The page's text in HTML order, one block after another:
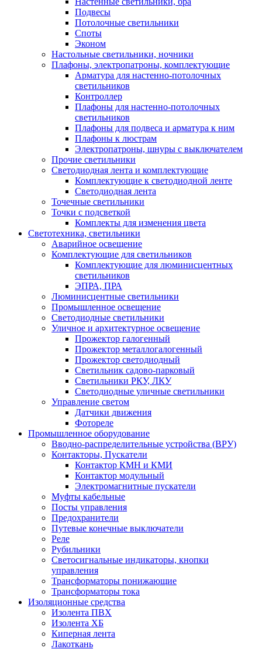
Подвесы
Потолочные светильники
Споты
Эконом
Настольные светильники, ночники
Плафоны, электропатроны, комплектующие
Арматура для настенно-потолочных
светильников
Контроллер
Плафоны для настенно-потолочных
светильников
Плафоны для подвеса и арматура к ним
Плафоны к люстрам
Электропатроны, шнуры с выключателем
Прочие светильники
Светодиодная лента и комплектующие
Комплектующие к светодиодной ленте
Светодиодная лента
Точечные светильники
Точки с подсветкой
Комплекты для изменения цвета
Светотехника, светильники
Аварийное освещение
Комплектующие для светильников
Комплектующие для люминисцентных
светильников
ЭПРА, ПРА
Люминисцентные светильники
Промышленное освещение
Светодиодные светильники
Уличное и архитектурное освещение
Прожектор галогенный
Прожектор металлогалогенный
Прожектор светодиодный
Светильник садово-парковый
Светильники РКУ, ЛКУ
Светодиодные уличные светильники
Управление светом
Датчики движения
Фотореле
Промышленное оборудование
Вводно-распределительные устройства (ВРУ)
Контакторы, Пускатели
Контактор КМН и КМИ
Контактор модульный
Электромагнитные пускатели
Муфты кабельные
Посты управления
Предохранители
Путевые конечные выключатели
Реле
Рубильники
Светосигнальные индикаторы, кнопки
управления
Трансформаторы понижающие
Трансформаторы тока
Изоляционные средства
Изолента ПВХ
Изолента ХБ
Киперная лента
Лакоткань